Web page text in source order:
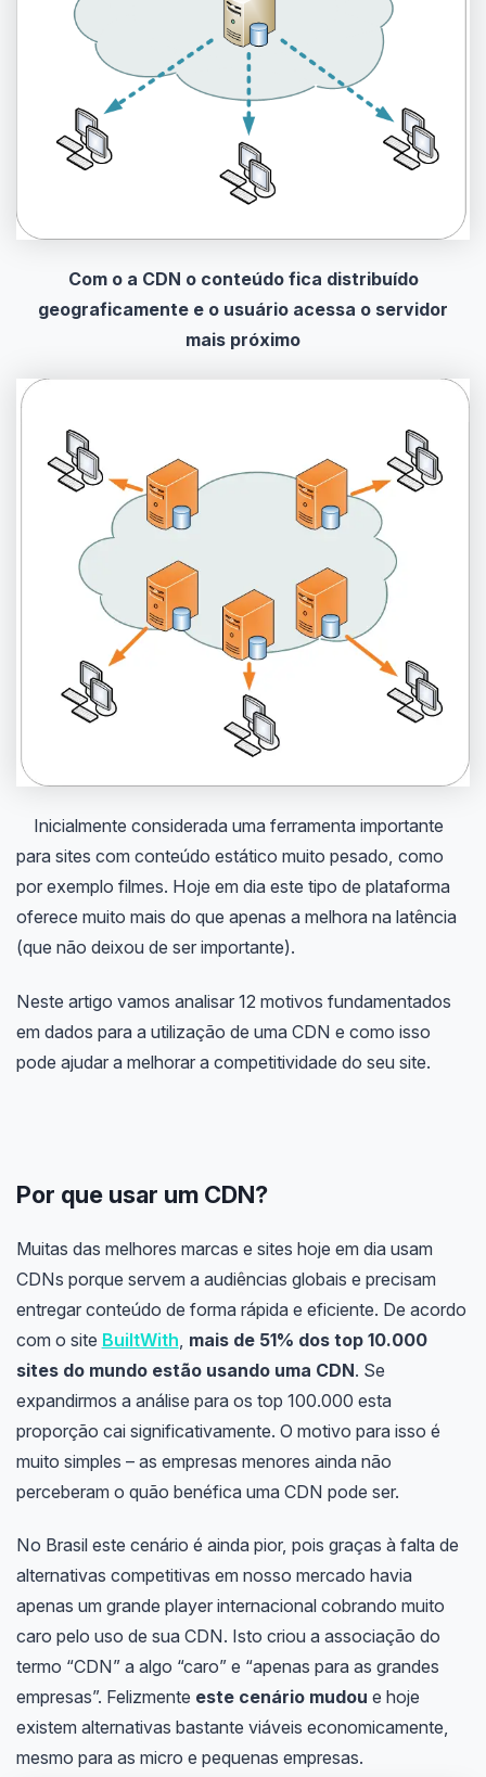
Com o a CDN o conteúdo fica distribuído
geograficamente e o usuário acessa o servidor
mais próximo
Inicialmente considerada uma ferramenta importante
para sites com conteúdo estático muito pesado, como
por exemplo filmes. Hoje em dia este tipo de plataforma
oferece muito mais do que apenas a melhora na latência
(que não deixou de ser importante).
Neste artigo vamos analisar 12 motivos fundamentados
em dados para a utilização de uma CDN e como isso
pode ajudar a melhorar a competitividade do seu site.
Por que usar um CDN?
Muitas das melhores marcas e sites hoje em dia usam
CDNs porque servem a audiências globais e precisam
entregar conteúdo de forma rápida e eficiente. De acordo
com o site BuiltWith mais de 51% dos top 10.000
sites do mundo estão usando uma CDN. Se
expandirmos a análise para os top 100.000 esta
proporção cai significativamente. O motivo para isso é
muito simples – as empresas menores ainda não
perceberam o quão benéfica uma CDN pode ser.
No Brasil este cenário é ainda pior, pois graças à falta de
alternativas competitivas em nosso mercado havia
apenas um grande player internacional cobrando muito
caro pelo uso de sua CDN. Isto criou a associação do
termo “CDN” a algo “caro” e “apenas para as grandes
empresas”. Felizmente este cenário mudou e hoje
existem alternativas bastante viáveis economicamente,
mesmo para as micro e pequenas empresas.